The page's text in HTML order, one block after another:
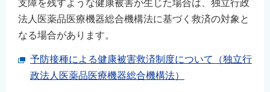
支障を残すような健康被害が生じた場合は、独立行政
法人医薬品医療機器総合機構法に基づく救済の対象と
なる場合があります。
予防接種による健康被害救済制度について（独立行
政法人医薬品医療機器総合機構法）